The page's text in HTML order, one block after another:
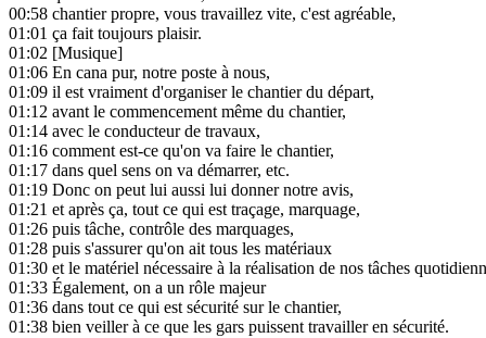
00:58 chantier propre, vous travaillez vite, c'est agréable,
01:01 ça fait toujours plaisir.
01:02 [Musique]
01:06 En cana pur, notre poste à nous,
01:09 il est vraiment d'organiser le chantier du départ,
01:12 avant le commencement même du chantier,
01:14 avec le conducteur de travaux,
01:16 comment est-ce qu'on va faire le chantier,
01:17 dans quel sens on va démarrer, etc.
01:19 Donc on peut lui aussi lui donner notre avis,
01:21 et après ça, tout ce qui est traçage, marquage,
01:26 puis tâche, contrôle des marquages,
01:28 puis s'assurer qu'on ait tous les matériaux
01:30 et le matériel nécessaire à la réalisation de nos tâches
01:33 Également, on a un rôle majeur
01:36 dans tout ce qui est sécurité sur le chantier,
01:38 bien veiller à ce que les gars puissent travailler en sécurité.